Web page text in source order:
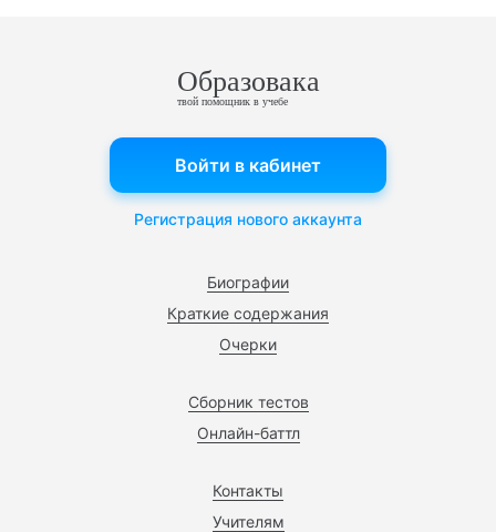
Образовака
твой помощник в учебе
Биографии
Краткие содержания
Очерки
Сборник тестов
Онлайн-баттл
Контакты
Учителям
Войти в кабинет
Регистрация нового аккаунта